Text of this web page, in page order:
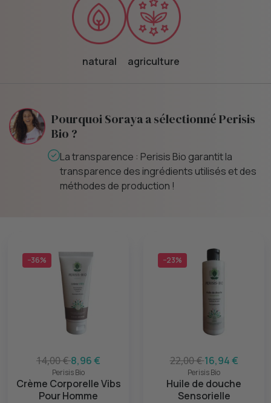
natural agriculture
Pourquoi Soraya a sélectionné Perisis
Bio ?
La transparence : Perisis Bio garantit la
transparence des ingrédients utilisés et des
méthodes de production !
−36%
14,00 €8,96 €
Perisis Bio
Crème Corporelle Vibs
Pour Homme
−23%
22,00 €16,94 €
Perisis Bio
Huile de douche
Sensorielle